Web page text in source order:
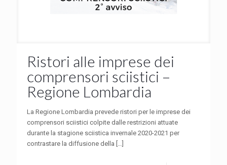
Ristori alle imprese dei
comprensori sciistici –
Regione Lombardia
La Regione Lombardia prevede ristori per le imprese dei
comprensori sciistici colpite dalle restrizioni attuate
durante la stagione sciistica invernale 2020-2021 per
contrastare la diffusione della […]